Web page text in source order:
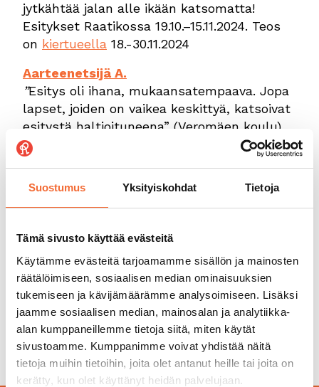
Suostumus Yksityiskohdat Tietoja
Tämä sivusto käyttää evästeitä
Käytämme evästeitä tarjoamamme sisällön ja mainosten
räätälöimiseen, sosiaalisen median ominaisuuksien
tukemiseen ja kävijämäärämme analysoimiseen. Lisäksi
jaamme sosiaalisen median, mainosalan ja analytiikka-
alan kumppaneillemme tietoja siitä, miten käytät
sivustoamme. Kumppanimme voivat yhdistää näitä
tietoja muihin tietoihin, joita olet antanut heille tai joita on
kerätty, kun olet käyttänyt heidän palvelujaan.
jytkähtää jalan alle ikään katsomatta!
Esitykset Raatikossa 19.10.–15.11.2024. Teos
on kiertueella 18.-30.11.2024
Aarteenetsijä A.
”Esitys oli ihana, mukaansatempaava. Jopa
lapset, joiden on vaikea keskittyä, katsoivat
esitystä haltioituneena” (Veromäen koulu)
Osallistava lastenteos Aarteenetsijä A. vie
yleisön löytöretkelle kadonneiden
kehonosien etsintään. Teos on kiertueella
14.10.- 30.11.2024
—————————–
Lisätiedot:
Tanssiteatteri Raatikko,
raatikko@raatikko.fi, 09 8732306